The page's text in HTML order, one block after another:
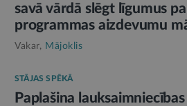
savā vārdā slēgt līgumus
programmas aizdevumu
Vakar, Mājoklis
STĀJAS SPĒKĀ
Paplašina